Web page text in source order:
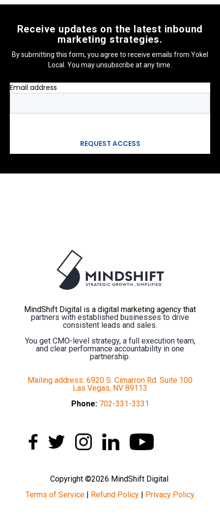
Receive updates on the latest inbound
marketing strategies.
By submitting this form, you agree to receive emails from Yokel
Local. You may unsubscribe at any time.
Email address
MindShift Digital is a digital marketing agency that
partners with established businesses to drive
consistent leads and sales.
You get CMO-level strategy, a full execution team,
and clear performance accountability in one
partnership.
Mailing address: 6920 S. Cimarron Rd. Suite 100
Las Vegas, NV 89113
Phone: 702-331-3331
Copyright ©2026 MindShift Digital
Terms of Service | Refund Policy | Privacy Policy